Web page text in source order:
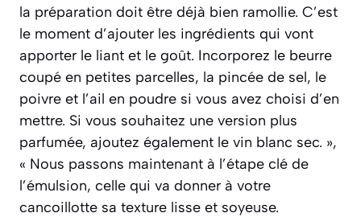
la préparation doit être déjà bien ramollie. C’est
le moment d’ajouter les ingrédients qui vont
apporter le liant et le goût. Incorporez le beurre
coupé en petites parcelles, la pincée de sel, le
poivre et l’ail en poudre si vous avez choisi d’en
mettre. Si vous souhaitez une version plus
parfumée, ajoutez également le vin blanc sec. »,
« Nous passons maintenant à l’étape clé de
l’émulsion, celle qui va donner à votre
cancoillotte sa texture lisse et soyeuse.